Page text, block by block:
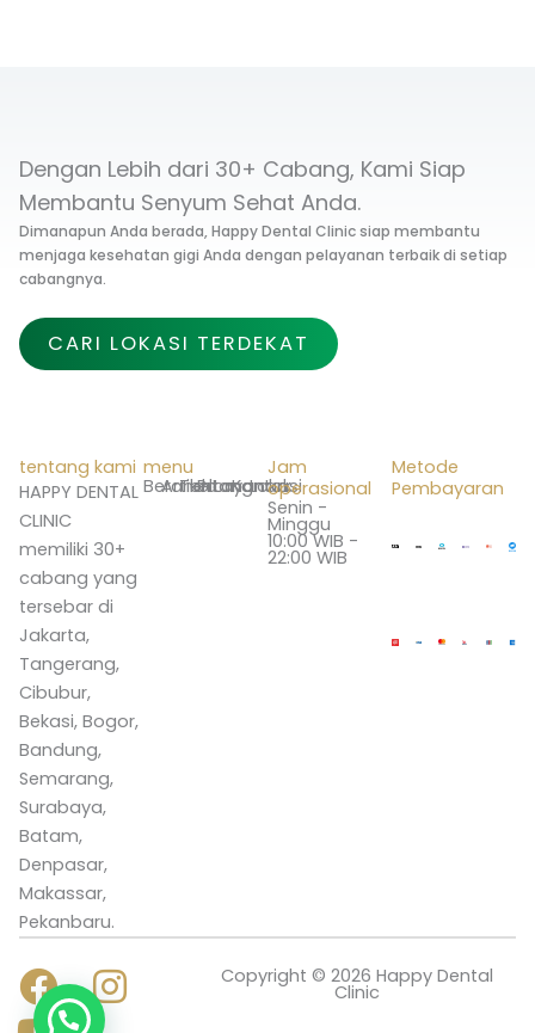
Dengan Lebih dari 30+ Cabang, Kami Siap
Membantu Senyum Sehat Anda.
Dimanapun Anda berada, Happy Dental Clinic siap membantu
menjaga kesehatan gigi Anda dengan pelayanan terbaik di setiap
cabangnya.
CARI LOKASI TERDEKAT
Metode
Pembayaran
tentang kami
HAPPY DENTAL
CLINIC
memiliki 30+
cabang yang
tersebar di
Jakarta,
Tangerang,
Cibubur,
Bekasi, Bogor,
Bandung,
Semarang,
Surabaya,
Batam,
Denpasar,
Makassar,
Pekanbaru.
menu
Beranda
Artikel
Tentang
Promo
Layanan
Kontak
Lokasi
Jam
operasional
Senin -
Minggu
10:00 WIB -
22:00 WIB
Copyright © 2026 Happy Dental
Clinic
F I
Y